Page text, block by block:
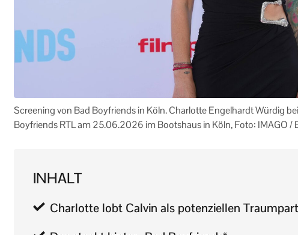
Screening von Bad Boyfriends in Köln. Charlotte Engelhardt Würdig
Boyfriends RTL am 25.06.2026 im Bootshaus in Köln, Foto: IMAGO /
INHALT
Charlotte lobt Calvin als potenziellen